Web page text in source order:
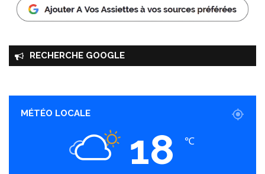
RECHERCHE GOOGLE
MÉTÉO LOCALE
18 ℃